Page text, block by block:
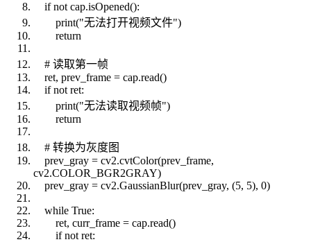
if not cap.isOpened():
print("无法打开视频文件")
return
# 读取第一帧
ret, prev_frame = cap.read()
if not ret:
print("无法读取视频帧")
return
# 转换为灰度图
prev_gray = cv2.cvtColor(prev_frame,
cv2.COLOR_BGR2GRAY)
prev_gray = cv2.GaussianBlur(prev_gray, (5, 5), 0)
while True:
ret, curr_frame = cap.read()
if not ret: